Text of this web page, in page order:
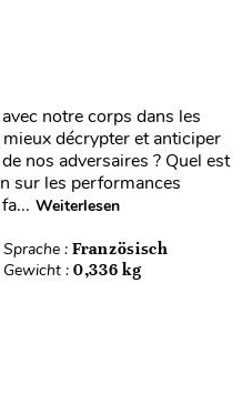
notre corps dans les
décrypter et anticiper
nos adversaires ? Quel est
sur les performances
Weiterlesen
Sprache : Französisch
Gewicht : 0,336 kg